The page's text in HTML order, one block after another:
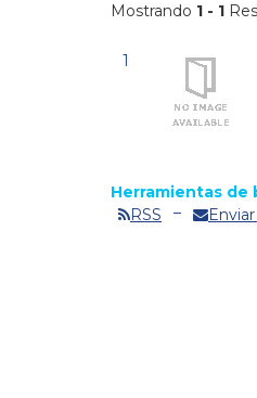
Mostrando 1 - 1
1
Herramientas de
RSS